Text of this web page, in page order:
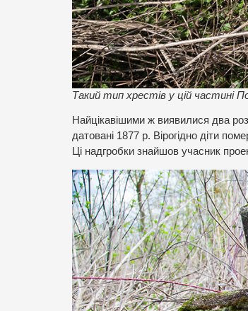
Такий тип хрестів у цій частині
Найцікавішими ж виявилися два
датовані 1877 р. Вірогідно діти
Ці надгробки знайшов учасник